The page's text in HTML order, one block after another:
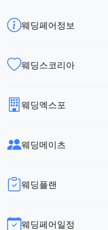
웨딩페어정보
웨딩스코리아
웨딩엑스포
웨딩메이츠
웨딩플랜
웨딩페어일정